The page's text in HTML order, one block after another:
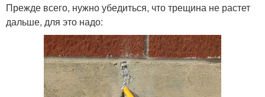
Прежде всего, нужно убедиться, что трещина не растет
дальше, для это надо: